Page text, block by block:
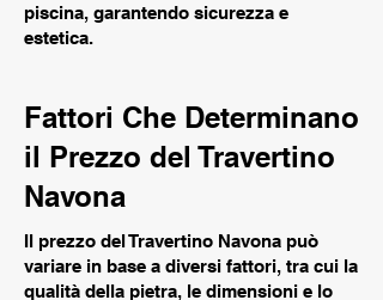
piscina, garantendo sicurezza e
estetica.
Fattori Che Determinano
il Prezzo del Travertino
Navona
Il prezzo del Travertino Navona può
variare in base a diversi fattori, tra cui la
qualità della pietra, le dimensioni e lo